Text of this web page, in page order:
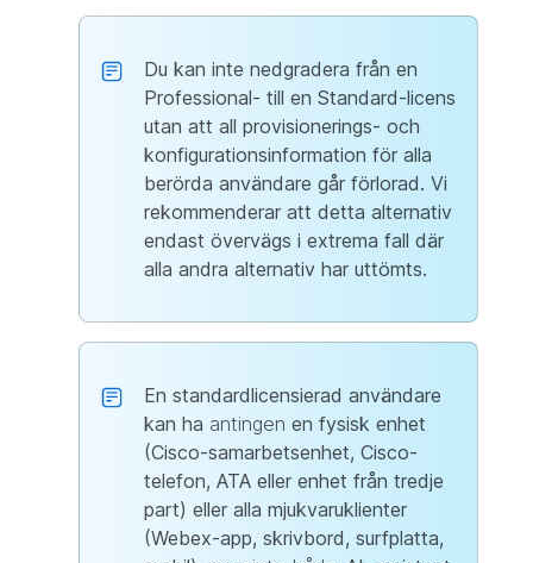
Du kan inte nedgradera från en
Professional- till en Standard-licens
utan att all provisionerings- och
konfigurationsinformation för alla
berörda användare går förlorad. Vi
rekommenderar att detta alternativ
endast övervägs i extrema fall där
alla andra alternativ har uttömts.
En standardlicensierad användare
kan ha antingen en fysisk enhet
(Cisco-samarbetsenhet, Cisco-
telefon, ATA eller enhet från tredje
part) eller alla mjukvaruklienter
(Webex-app, skrivbord, surfplatta,